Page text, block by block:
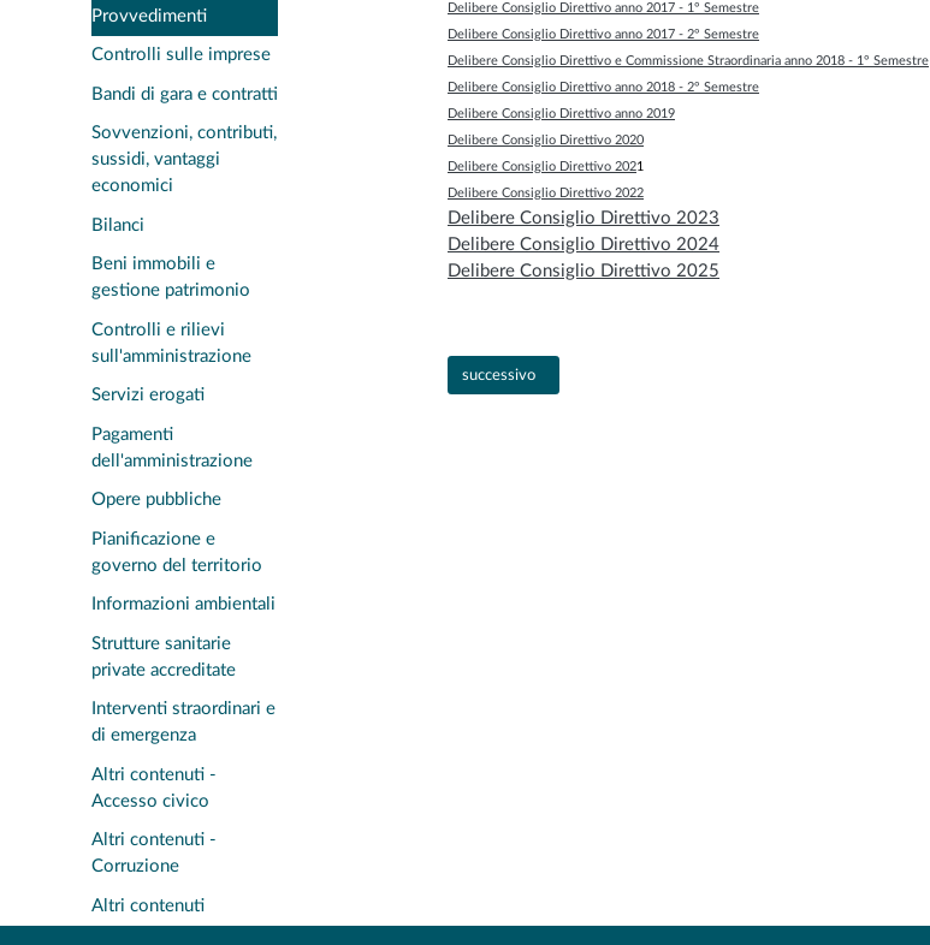
Delibere Consiglio Direttivo anno 2017 - 1° Semestre
Delibere Consiglio Direttivo anno 2017 - 2° Semestre
Delibere Consiglio Direttivo e Commissione Straordinaria anno 2018 - 1° Semestre
Delibere Consiglio Direttivo anno 2018 - 2° Semestre
Delibere Consiglio Direttivo anno 2019
Delibere Consiglio Direttivo 2020
Delibere Consiglio Direttivo 2021
Delibere Consiglio Direttivo 2022
Delibere Consiglio Direttivo 2023
Delibere Consiglio Direttivo 2024
Delibere Consiglio Direttivo 2025
Articolo successivo: Provvedimenti dirigenti
successivo
Provvedimenti
Controlli sulle imprese
Bandi di gara e contratti
Sovvenzioni, contributi,
sussidi, vantaggi
economici
Bilanci
Beni immobili e
gestione patrimonio
Controlli e rilievi
sull'amministrazione
Servizi erogati
Pagamenti
dell'amministrazione
Opere pubbliche
Pianificazione e
governo del territorio
Informazioni ambientali
Strutture sanitarie
private accreditate
Interventi straordinari e
di emergenza
Altri contenuti -
Accesso civico
Altri contenuti -
Corruzione
Altri contenuti